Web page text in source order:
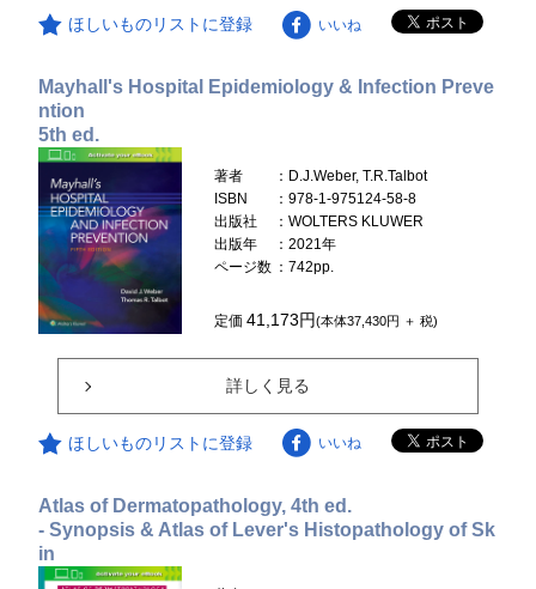
ほしいものリストに登録 いいね
Mayhall's Hospital Epidemiology & Infection Preve
ntion
5th ed.
著者
：D.J.Weber, T.R.Talbot
ISBN
：978-1-975124-58-8
出版社
：WOLTERS KLUWER
出版年
：2021年
ページ数 ：742pp.
定価41,173円(本体37,430円 ＋ 税)
詳しく見る
ほしいものリストに登録 いいね
Atlas of Dermatopathology, 4th ed.
- Synopsis & Atlas of Lever's Histopathology of Sk
in